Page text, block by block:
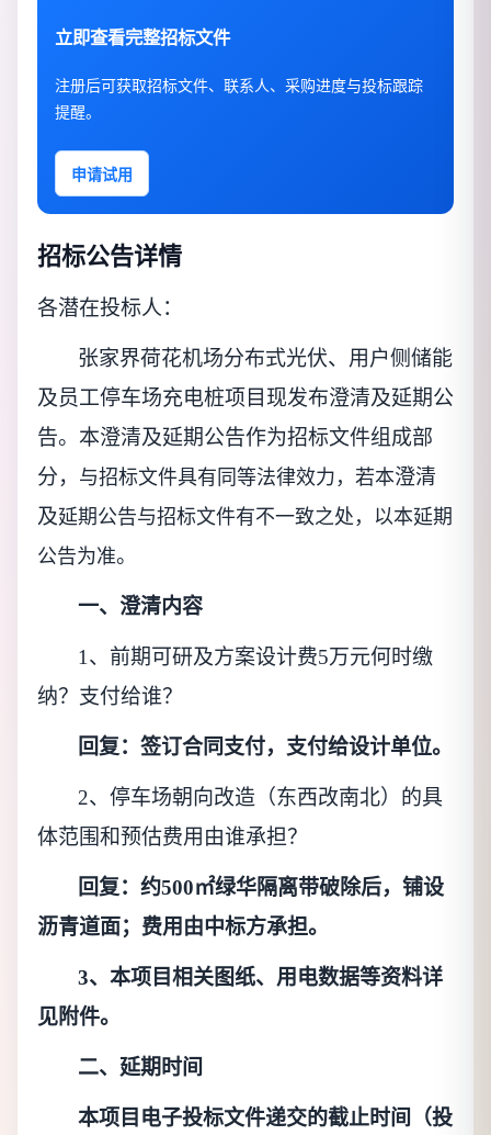
立即查看完整招标文件
注册后可获取招标文件、联系人、采购进度与投标跟踪
提醒。
申请试用
招标公告详情
各潜在投标人：
张家界荷花机场分布式光伏、用户侧储能
及员工停车场充电桩项目现发布澄清及延期公
告。本澄清及延期公告作为招标文件组成部
分， 与招标文件具有同等法律效力，若本澄清
及延期公告与招标文件有不一致之处，以本延期
公告为准。
一、澄清内容
1、前期可研及方案设计费5万元何时缴
纳？支付给谁？
回复：签订合同支付，支付给设计单位。
2、停车场朝向改造（东西改南北）的具
体范围和预估费用由谁承担？
回复：约500㎡绿华隔离带破除后，铺设
沥青道面；费用由中标方承担。
3、本项目相关图纸、用电数据等资料详
见附件。
二、延期时间
本项目电子投标文件递交的截止时间（投